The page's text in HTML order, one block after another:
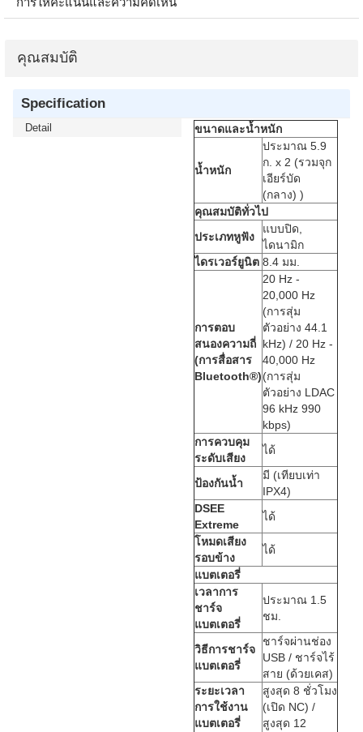
คุณสมบัติ
Specification
Detail ขนาดและน้ำหนัก
น้ำหนัก
ประมาณ 5.9
ก. x 2 (รวมจุก
เอียร์บัด
(กลาง) )
คุณสมบัติทั่วไป
ประเภทหูฟัง
แบบปิด,
ไดนามิก
ไดรเวอร์ยูนิต 8.4 มม.
การตอบ
สนองความถี่
(การสื่อสาร
Bluetooth®)
20 Hz -
20,000 Hz
(การสุ่ม
ตัวอย่าง 44.1
kHz) / 20 Hz -
40,000 Hz
(การสุ่ม
ตัวอย่าง LDAC
96 kHz 990
kbps)
การควบคุม
ระดับเสียง
ได้
ป้องกันน้ำ
มี (เทียบเท่า
IPX4)
DSEE
Extreme
ได้
โหมดเสียง
รอบข้าง
ได้
แบตเตอรี่
เวลาการ
ชาร์จ
แบตเตอรี่
ประมาณ 1.5
ชม.
วิธีการชาร์จ
แบตเตอรี่
ชาร์จผ่านช่อง
USB / ชาร์จไร้
สาย (ด้วยเคส)
ระยะเวลา
การใช้งาน
แบตเตอรี่
สูงสุด 8 ชั่วโมง
(เปิด NC) /
สูงสุด 12